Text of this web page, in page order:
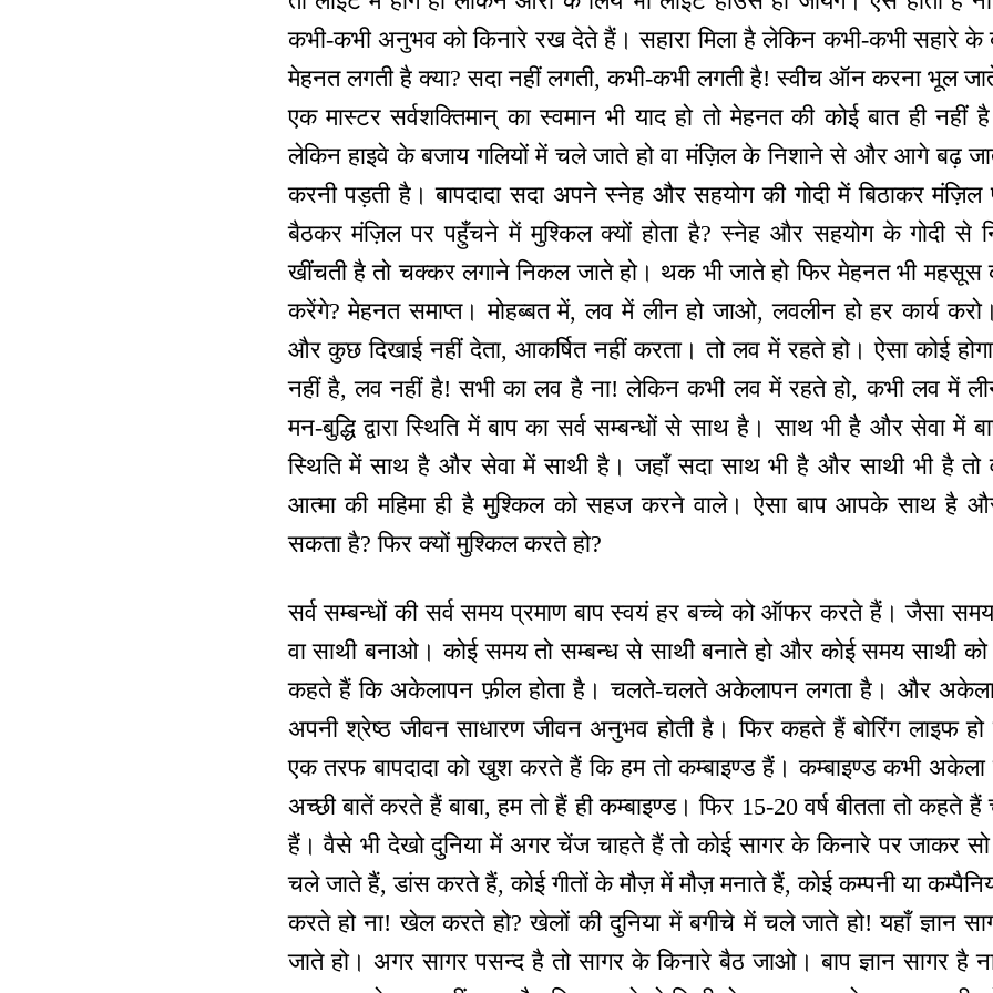
कभी-कभी अनुभव को किनारे रख देते हैं। सहारा मिला है लेकिन कभी-कभी सहारे के
मेहनत लगती है क्या? सदा नहीं लगती, कभी-कभी लगती है! स्वीच ऑन करना भूल
एक मास्टर सर्वशक्तिमान् का स्वमान भी याद हो तो मेहनत की कोई बात ही नहीं
लेकिन हाइवे के बजाय गलियों में चले जाते हो वा मंज़िल के निशाने से और आगे बढ़
करनी पड़ती है। बापदादा सदा अपने स्नेह और सहयोग की गोदी में बिठाकर
बैठकर मंज़िल पर पहुँचने में मुश्किल क्यों होता है? स्नेह और सहयोग के गोदी
खींचती है तो चक्कर लगाने निकल जाते हो। थक भी जाते हो फिर मेहनत भी महसूस
करेंगे? मेहनत समाप्त। मोहब्बत में, लव में लीन हो जाओ, लवलीन हो हर कार्य
और कुछ दिखाई नहीं देता, आकर्षित नहीं करता। तो लव में रहते हो। ऐसा कोई
नहीं है, लव नहीं है! सभी का लव है ना! लेकिन कभी लव में रहते हो, कभी लव में
मन-बुद्धि द्वारा स्थिति में बाप का सर्व सम्बन्धों से साथ है। साथ भी है और सेवा में
स्थिति में साथ है और सेवा में साथी है। जहाँ सदा साथ भी है और साथी भी है तो
आत्मा की महिमा ही है मुश्किल को सहज करने वाले। ऐसा बाप आपके साथ है
सकता है? फिर क्यों मुश्किल करते हो?
सर्व सम्बन्धों की सर्व समय प्रमाण बाप स्वयं हर बच्चे को ऑफर करते हैं। जैसा
वा साथी बनाओ। कोई समय तो सम्बन्ध से साथी बनाते हो और कोई समय साथी
कहते हैं कि अकेलापन फ़ील होता है। चलते-चलते अकेलापन लगता है। और
अपनी श्रेष्ठ जीवन साधारण जीवन अनुभव होती है। फिर कहते हैं बोरिंग लाइफ
एक तरफ बापदादा को खुश करते हैं कि हम तो कम्बाइण्ड हैं। कम्बाइण्ड कभी अकेला
अच्छी बातें करते हैं बाबा, हम तो हैं ही कम्बाइण्ड। फिर 15-20 वर्ष बीतता तो कहते
हैं। वैसे भी देखो दुनिया में अगर चेंज चाहते हैं तो कोई सागर के किनारे पर जाकर
चले जाते हैं, डांस करते हैं, कोई गीतों के मौज़ में मौज़ मनाते हैं, कोई कम्पनी या
करते हो ना! खेल करते हो? खेलों की दुनिया में बगीचे में चले जाते हो! यहाँ ज्ञान
जाते हो। अगर सागर पसन्द है तो सागर के किनारे बैठ जाओ। बाप ज्ञान सागर है